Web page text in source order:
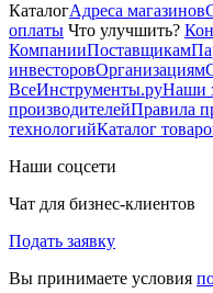
КаталогАдреса магазинов
оплаты Что улучшить?
КомпанииПоставщикам
инвесторовОрганизациям
ВсеИнструменты.руНаши
производителейПравила
технологийКаталог
Наши соцсети
Чат для бизнес-клиентов
Подать заявку
Вы принимаете условия